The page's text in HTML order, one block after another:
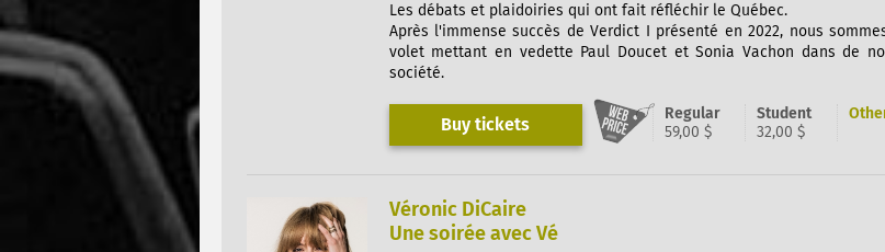
Les débats et plaidoiries qui ont fait réfléchir le Québec.
Après l'immense succès de Verdict I présenté en 2022, nous
volet mettant en vedette Paul Doucet et Sonia Vachon dans de
société.
Buy tickets
Regular
59,00 $
Student
32,00 $
Véronic DiCaire
Une soirée avec Vé